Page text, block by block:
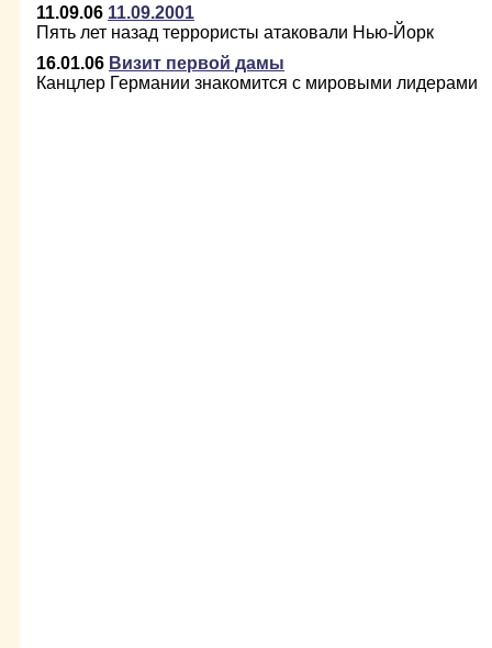
11.09.06 11.09.2001
Пять лет назад террористы атаковали Нью-Йорк
16.01.06 Визит первой дамы
Канцлер Германии знакомится с мировыми лидерами